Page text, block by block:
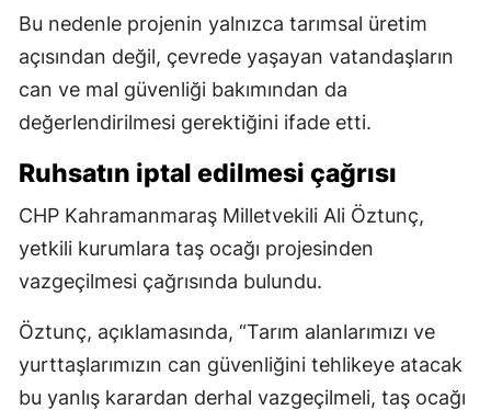
Bu nedenle projenin yalnızca tarımsal üretim
açısından değil, çevrede yaşayan vatandaşların
can ve mal güvenliği bakımından da
değerlendirilmesi gerektiğini ifade etti.
Ruhsatın iptal edilmesi çağrısı
CHP Kahramanmaraş Milletvekili Ali Öztunç,
yetkili kurumlara taş ocağı projesinden
vazgeçilmesi çağrısında bulundu.
Öztunç, açıklamasında, “Tarım alanlarımızı ve
yurttaşlarımızın can güvenliğini tehlikeye atacak
bu yanlış karardan derhal vazgeçilmeli, taş ocağı